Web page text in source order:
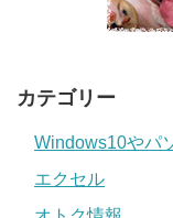
カテゴリー
Windows10やパ
エクセル